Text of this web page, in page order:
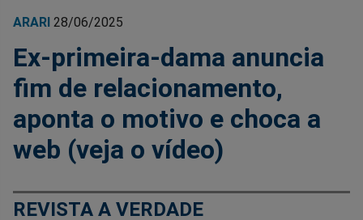
ARARI 28/06/2025
Ex-primeira-dama anuncia
fim de relacionamento,
aponta o motivo e choca a
web (veja o vídeo)
REVISTA A VERDADE